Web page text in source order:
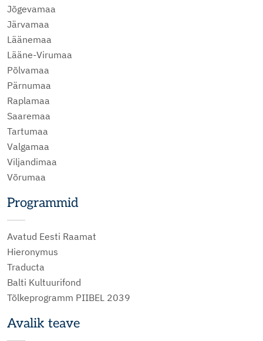
Jõgevamaa
Järvamaa
Läänemaa
Lääne-Virumaa
Põlvamaa
Pärnumaa
Raplamaa
Saaremaa
Tartumaa
Valgamaa
Viljandimaa
Võrumaa
Programmid
Avatud Eesti Raamat
Hieronymus
Traducta
Balti Kultuurifond
Tõlkeprogramm PIIBEL 2039
Avalik teave